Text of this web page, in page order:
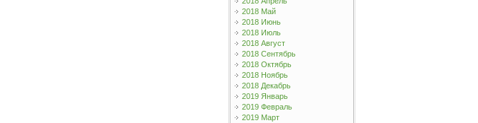
2018 Май
2018 Июнь
2018 Июль
2018 Август
2018 Сентябрь
2018 Октябрь
2018 Ноябрь
2018 Декабрь
2019 Январь
2019 Февраль
2019 Март